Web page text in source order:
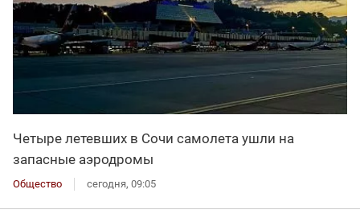
Четыре летевших в Сочи самолета ушли на
запасные аэродромы
Общество сегодня, 09:05